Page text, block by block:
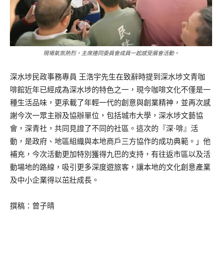
現場氣氛熱烈，主席連同委員會成員一起感受展會活動。
深水埗民政事務專員 王浩宇先生在致辭時提到深水埗文青咖
啡館近年已經成為深水埗的特色之一，現今咖啡文化不僅是一
種生活品味，更承載了年輕一代的創意與創業精神，並再次感
謝今次一眾主辦及協辦單位，包括城市大學，深水埗文藝協
會，深青社，共同見證了不同的社區。這次的『深·啡』活
動，是政府、地區組織與本地商戶三方協作的成功典範。」他
補充，今次活動更加特別獲得九巴的支持，有往返市區以及活
動場地的路線，吸引更多深度遊旅客，讓本地的文化創意產業
及中小企業得以茁壯成長。
撰稿：曾子晴